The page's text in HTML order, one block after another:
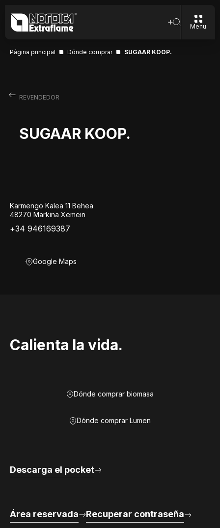
Menu
Página principal Dónde comprar SUGAAR KOOP.
REVENDEDOR
SUGAAR KOOP.
Karmengo Kalea 11 Behea
48270 Markina Xemein
+34 946169387
Google Maps
Calienta la vida.
Dónde comprar biomasa
Dónde comprar Lumen
Descarga el pocket
Área reservada Recuperar contraseña